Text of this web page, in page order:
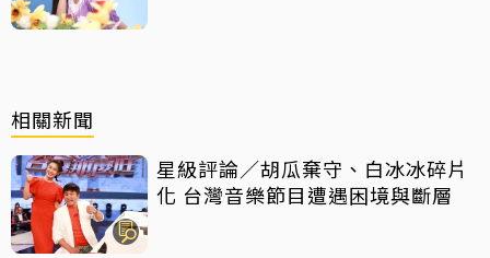
相關新聞
星級評論／胡瓜棄守、白冰冰碎片
化 台灣音樂節目遭遇困境與斷層